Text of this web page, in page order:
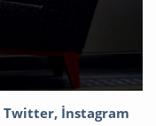
Twitter, İnstagram